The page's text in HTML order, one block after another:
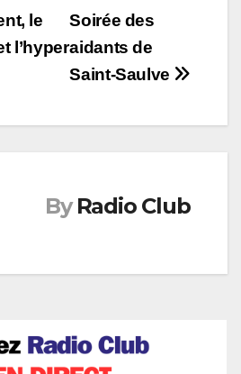
Soirée des
aidants de
Saint-Saulve
le
l’hyper
Radio Club